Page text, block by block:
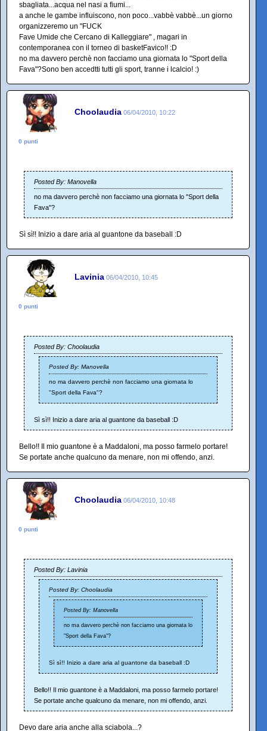
sbagliata...acqua nel nasi a fiumi...
a anche le gambe influiscono, non poco...vabbè vabbè...un giorno
organizzeremo un "FUCK
Fave Umide che Cercano di Kalleggiare" , magari in
contemporanea con il torneo di basketFavico!! :D
no ma davvero perchè non facciamo una giornata lo "Sport della
Fava"?Sono ben accedtti tutti gli sport, tranne i lcalcio! :)
Choolaudia 06/04/2010, 10:22
0 punti
Posted By: Manovella
no ma davvero perchè non facciamo una giornata lo "Sport della
Fava"?
Sì sì!! Inizio a dare aria al guantone da baseball :D
Lavinia 06/04/2010, 10:45
0 punti
Posted By: Choolaudia
Posted By: Manovella
no ma davvero perchè non facciamo una giornata lo
"Sport della Fava"?
Sì sì!! Inizio a dare aria al guantone da baseball :D
Bello!! Il mio guantone è a Maddaloni, ma posso farmelo portare!
Se portate anche qualcuno da menare, non mi offendo, anzi.
Choolaudia 06/04/2010, 10:48
0 punti
Posted By: Lavinia
Posted By: Choolaudia
Posted By: Manovella
no ma davvero perchè non facciamo una giornata lo
"Sport della Fava"?
Sì sì!! Inizio a dare aria al guantone da baseball :D
Bello!! Il mio guantone è a Maddaloni, ma posso farmelo portare!
Se portate anche qualcuno da menare, non mi offendo, anzi.
Devo dare aria anche alla sciabola...?